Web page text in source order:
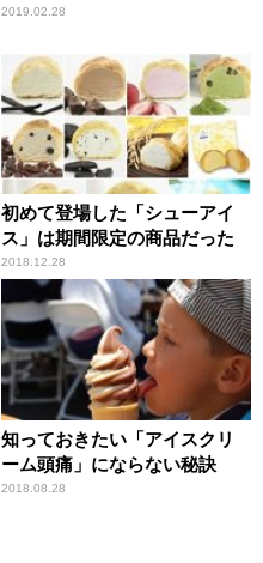
2019.02.28
初めて登場した「シューアイ
ス」は期間限定の商品だった
2018.12.28
知っておきたい「アイスクリ
ーム頭痛」にならない秘訣
2018.08.28